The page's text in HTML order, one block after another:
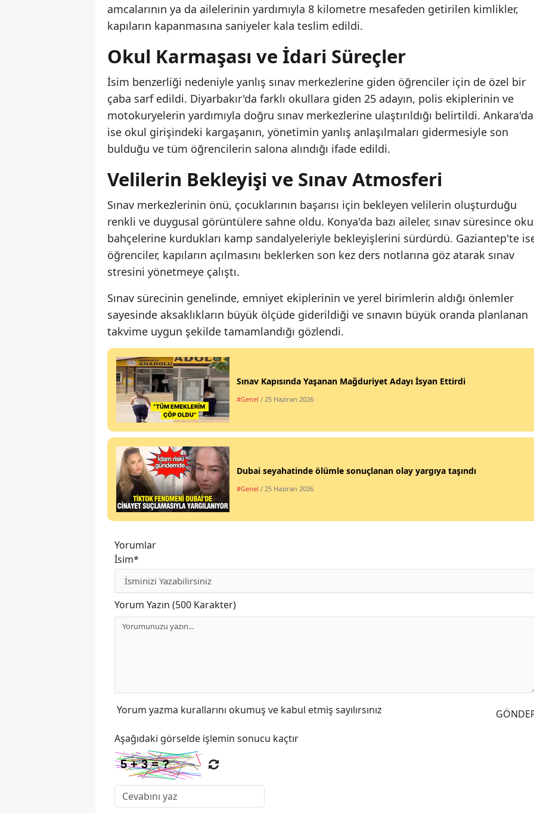
amcalarının ya da ailelerinin yardımıyla 8 kilometre mesafeden getirilen kimlikler,
kapıların kapanmasına saniyeler kala teslim edildi.
Okul Karmaşası ve İdari Süreçler
İsim benzerliği nedeniyle yanlış sınav merkezlerine giden öğrenciler için de özel bir
çaba sarf edildi. Diyarbakır'da farklı okullara giden 25 adayın, polis ekiplerinin ve
motokuryelerin yardımıyla doğru sınav merkezlerine ulaştırıldığı belirtildi. Ankara'da
ise okul girişindeki kargaşanın, yönetimin yanlış anlaşılmaları gidermesiyle son
bulduğu ve tüm öğrencilerin salona alındığı ifade edildi.
Velilerin Bekleyişi ve Sınav Atmosferi
Sınav merkezlerinin önü, çocuklarının başarısı için bekleyen velilerin oluşturduğu
renkli ve duygusal görüntülere sahne oldu. Konya'da bazı aileler, sınav süresince
bahçelerine kurdukları kamp sandalyeleriyle bekleyişlerini sürdürdü. Gaziantep'te
öğrenciler, kapıların açılmasını beklerken son kez ders notlarına göz atarak sınav
stresini yönetmeye çalıştı.
Sınav sürecinin genelinde, emniyet ekiplerinin ve yerel birimlerin aldığı önlemler
sayesinde aksaklıkların büyük ölçüde giderildiği ve sınavın büyük oranda planlanan
takvime uygun şekilde tamamlandığı gözlendi.
Sınav Kapısında Yaşanan Mağduriyet Adayı İsyan Ettirdi
#Genel / 25 Haziran 2026
Dubai seyahatinde ölümle sonuçlanan olay yargıya taşındı
#Genel / 25 Haziran 2026
Yorumlar
İsim*
Yorum Yazın (500 Karakter)
Yorum yazma kurallarını okumuş ve kabul etmiş sayılırsınız
Aşağıdaki görselde işlemin sonucu kaçtır